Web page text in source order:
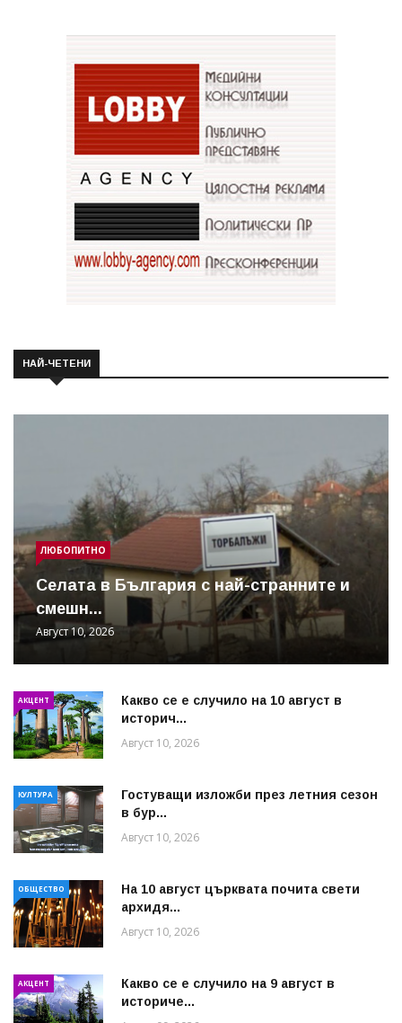
НАЙ-ЧЕТЕНИ
ЛЮБОПИТНО
Cелата в България с най-странните и
смешн...
Август 10, 2026
АКЦЕНТ
Какво се е случило на 10 август в
историч...
Август 10, 2026
КУЛТУРА
Гостуващи изложби през летния сезон
в бур...
Август 10, 2026
ОБЩЕСТВО
На 10 август църквата почита свети
архидя...
Август 10, 2026
АКЦЕНТ
Какво се е случило на 9 август в
историче...